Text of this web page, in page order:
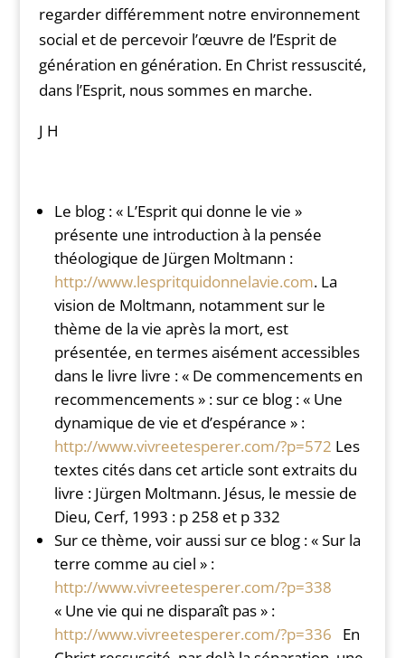
regarder différemment notre environnement
social et de percevoir l’œuvre de l’Esprit de
génération en génération. En Christ ressuscité,
dans l’Esprit, nous sommes en marche.
J H
Le blog : « L’Esprit qui donne le vie »
présente une introduction à la pensée
théologique de Jürgen Moltmann :
http://www.lespritquidonnelavie.com. La
vision de Moltmann, notamment sur le
thème de la vie après la mort, est
présentée, en termes aisément accessibles
dans le livre livre : « De commencements en
recommencements » : sur ce blog : « Une
dynamique de vie et d’espérance » :
http://www.vivreetesperer.com/?p=572 Les
textes cités dans cet article sont extraits du
livre : Jürgen Moltmann. Jésus, le messie de
Dieu, Cerf, 1993 : p 258 et p 332
Sur ce thème, voir aussi sur ce blog : « Sur la
terre comme au ciel » :
http://www.vivreetesperer.com/?p=338
« Une vie qui ne disparaît pas » :
http://www.vivreetesperer.com/?p=336 En